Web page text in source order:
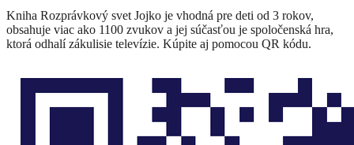
Kniha Rozprávkový svet Jojko je vhodná pre deti od 3 rokov,
obsahuje viac ako 1100 zvukov a jej súčasťou je spoločenská hra,
ktorá odhalí zákulisie televízie. Kúpite aj pomocou QR kódu.